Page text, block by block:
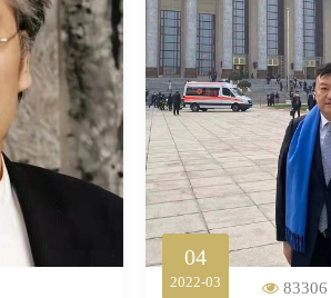
04
2022-03 83306